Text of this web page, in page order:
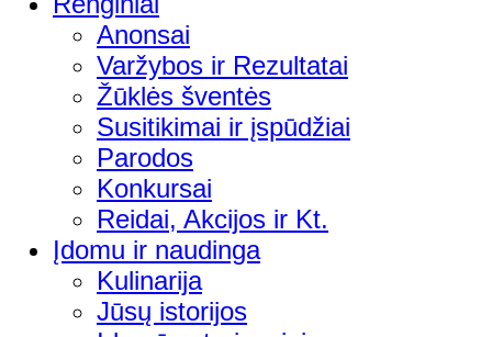
Anonsai
Varžybos ir Rezultatai
Žūklės šventės
Susitikimai ir įspūdžiai
Parodos
Konkursai
Reidai, Akcijos ir Kt.
Įdomu ir naudinga
Kulinarija
Jūsų istorijos